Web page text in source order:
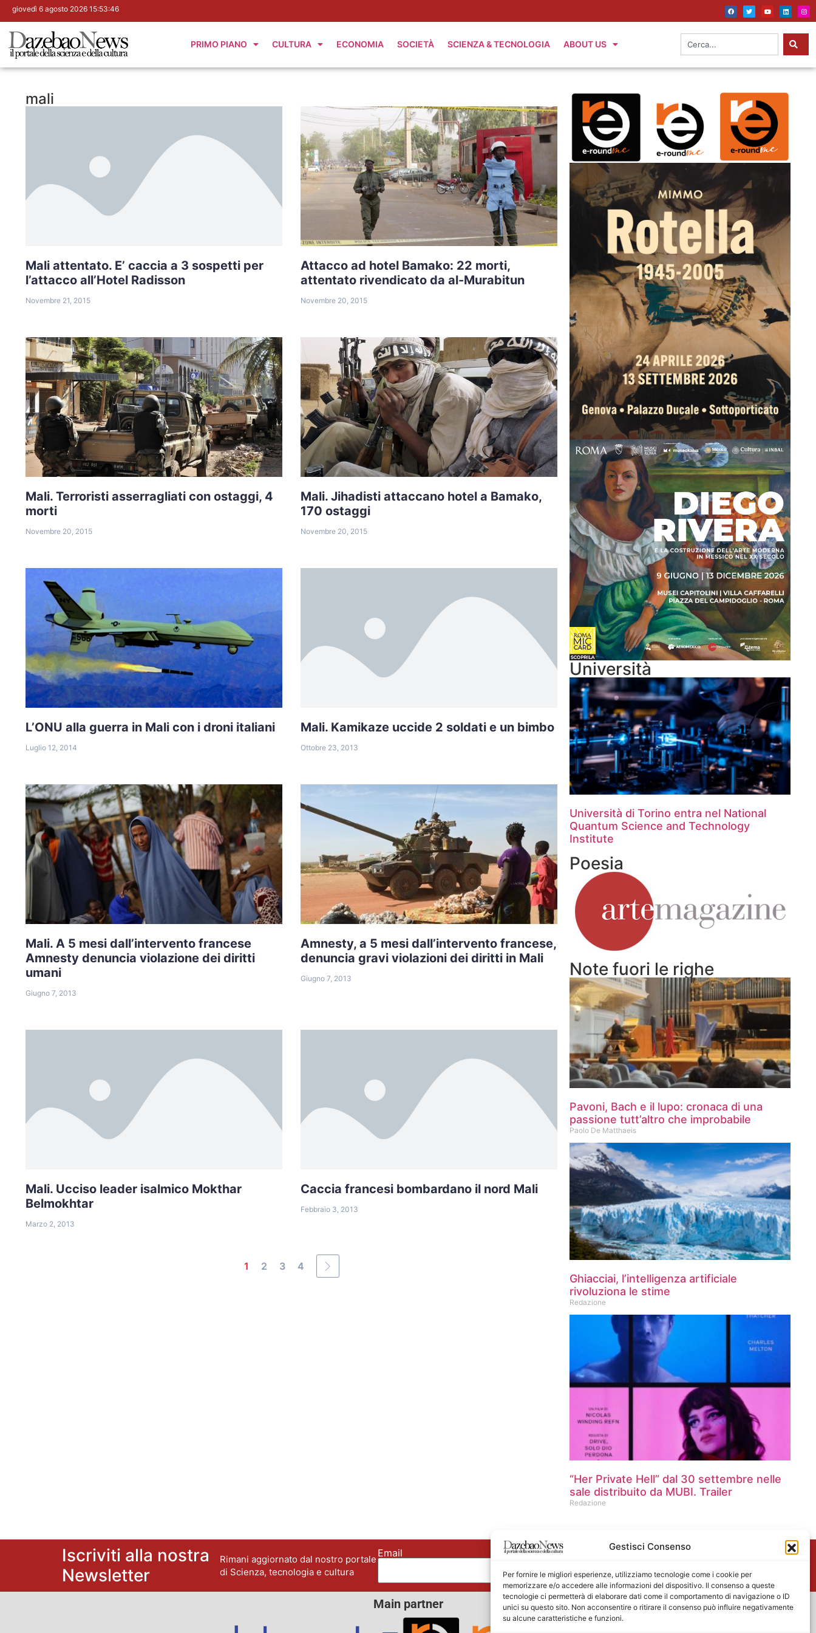
Gestisci Consenso
Per fornire le migliori esperienze, utilizziamo tecnologie come i cookie per
memorizzare e/o accedere alle informazioni del dispositivo. Il consenso a queste
tecnologie ci permetterà di elaborare dati come il comportamento di navigazione o ID
unici su questo sito. Non acconsentire o ritirare il consenso può influire negativamente
su alcune caratteristiche e funzioni.
giovedì 6 agosto 2026 15:53:47
PRIMO PIANO CULTURA ECONOMIA SOCIETÀ SCIENZA & TECNOLOGIA ABOUT US
mali
Mali attentato. E’ caccia a 3 sospetti per
l’attacco all’Hotel Radisson
Novembre 21, 2015
Attacco ad hotel Bamako: 22 morti,
attentato rivendicato da al-Murabitun
Novembre 20, 2015
Mali. Terroristi asserragliati con ostaggi, 4
morti
Novembre 20, 2015
Mali. Jihadisti attaccano hotel a Bamako,
170 ostaggi
Novembre 20, 2015
L’ONU alla guerra in Mali con i droni italiani
Luglio 12, 2014
Mali. Kamikaze uccide 2 soldati e un bimbo
Ottobre 23, 2013
Mali. A 5 mesi dall’intervento francese
Amnesty denuncia violazione dei diritti
umani
Giugno 7, 2013
Amnesty, a 5 mesi dall’intervento francese,
denuncia gravi violazioni dei diritti in Mali
Giugno 7, 2013
Mali. Ucciso leader isalmico Mokthar
Belmokhtar
Marzo 2, 2013
Caccia francesi bombardano il nord Mali
Febbraio 3, 2013
1 2 3 4
Università
Università di Torino entra nel National
Quantum Science and Technology
Institute
Poesia
Note fuori le righe
Pavoni, Bach e il lupo: cronaca di una
passione tutt’altro che improbabile
Paolo De Matthaeis
Ghiacciai, l’intelligenza artificiale
rivoluziona le stime
Redazione
“Her Private Hell” dal 30 settembre nelle
sale distribuito da MUBI. Trailer
Redazione
Iscriviti alla nostra
Newsletter
Rimani aggiornato dal nostro portale
di Scienza, tecnologia e cultura
Email Nome
Main partner